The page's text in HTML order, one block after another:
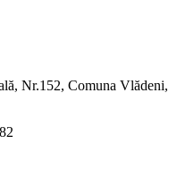
Nr.152, Comuna Vlădeni,